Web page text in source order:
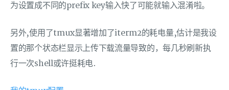
为设置成不同的prefix key输入快了可能就输入混淆啦。
另外,使用了tmux显著增加了iterm2的耗电量,估计是我设
置的那个状态栏显示上传下载流量导致的，每几秒刷新执
行一次shell或许挺耗电.